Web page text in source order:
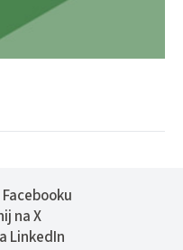
na X
LinkedIn